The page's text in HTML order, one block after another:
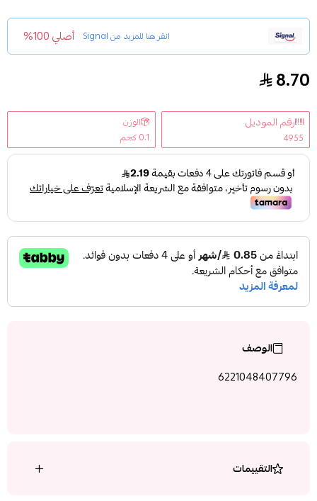
انقر هنا للمزيد منSignal أصلي 100%
سيجنال - معجون اسنان مكافح للتسوس، 50 مل
8.70
رقم الموديل
4955
الوزن
0.1 كجم
الوصف
6221048407796
التقييمات